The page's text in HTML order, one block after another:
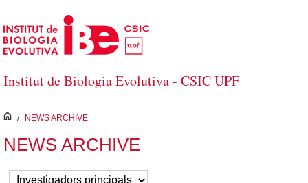
Saltar al contenido principal
Institut de Biologia Evolutiva - CSIC UPF
inici
/ NEWS ARCHIVE
NEWS ARCHIVE